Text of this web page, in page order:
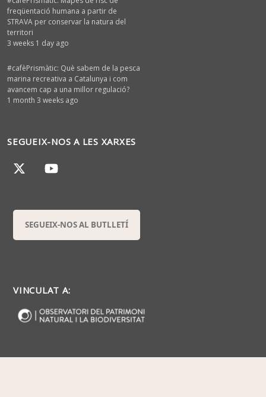
freqüentació humana a partir de
STRAVA per conservar la natura del
territori
3 weeks 1 day ago
#cafèPrismàtic: Què sabem de la pesca
marina recreativa a Catalunya i com
avancem cap a una millor regulació?
1 month 3 weeks ago
SEGUEIX-NOS A LES XARXES
SEGUEIX-NOS AL BUTLLETÍ
VINCULAT A: